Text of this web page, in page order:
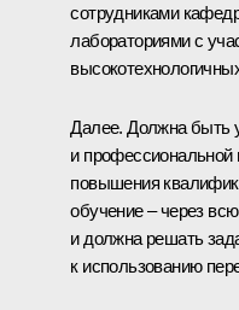
сотрудниками
лабораториями с
Далее. Должна быть
и профессиональной
повышения
обучение – через
и должна решать
к использованию